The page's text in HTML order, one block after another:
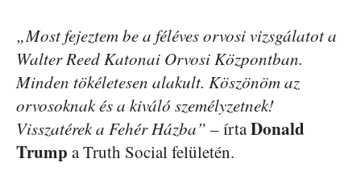
„Most fejeztem be a féléves orvosi vizsgálatot a
Walter Reed Katonai Orvosi Központban.
Minden tökéletesen alakult. Köszönöm az
orvosoknak és a kiváló személyzetnek!
Visszatérek a Fehér Házba” – írtaDonald
Trump a Truth Social felületén.